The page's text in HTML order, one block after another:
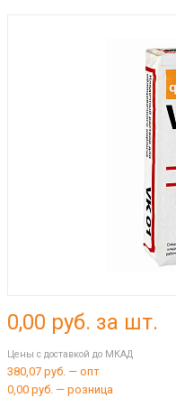
0,00 руб. за шт.
Цены с доставкой до МКАД
380,07 руб. — опт
0,00 руб. — розница